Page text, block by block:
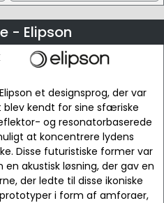
- Elipson
et designsprog, der var
blev kendt for sine sfæriske
og resonatorbaserede
at koncentrere lydens
Disse futuristiske former var
akustisk løsning, der gav en
der ledte til disse ikoniske
i form af amforaer,